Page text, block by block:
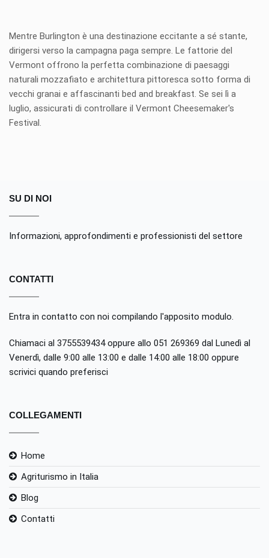
Mentre Burlington è una destinazione eccitante a sé stante,
dirigersi verso la campagna paga sempre. Le fattorie del
Vermont offrono la perfetta combinazione di paesaggi
naturali mozzafiato e architettura pittoresca sotto forma di
vecchi granai e affascinanti bed and breakfast. Se sei lì a
luglio, assicurati di controllare il Vermont Cheesemaker's
Festival.
SU DI NOI
Informazioni, approfondimenti e professionisti del settore
CONTATTI
Entra in contatto con noi compilando l'apposito modulo.
Chiamaci al 3755539434 oppure allo 051 269369 dal Lunedì al
Venerdì, dalle 9:00 alle 13:00 e dalle 14:00 alle 18:00 oppure
scrivici quando preferisci
COLLEGAMENTI
Home
Agriturismo in Italia
Blog
Contatti